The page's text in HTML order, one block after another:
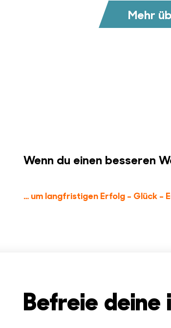
Mehr
Wenn du einen besseren
… um langfristigen Erfolg – Glück
Befreie